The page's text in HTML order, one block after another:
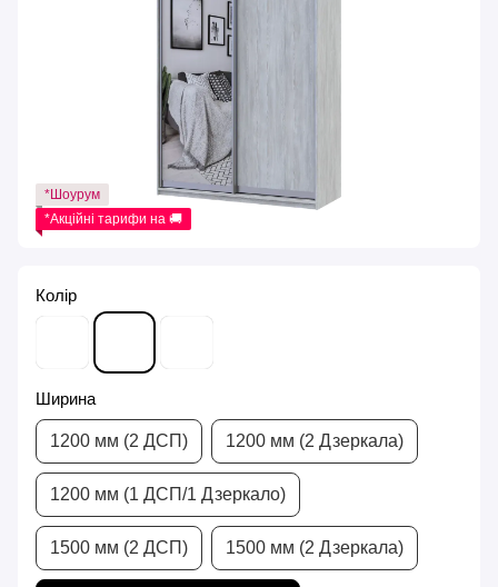
*Шоурум
*Акційні тарифи на 🚚
Колір
Ширина
1200 мм (2 ДСП) 1200 мм (2 Дзеркала)
1200 мм (1 ДСП/1 Дзеркало)
1500 мм (2 ДСП) 1500 мм (2 Дзеркала)